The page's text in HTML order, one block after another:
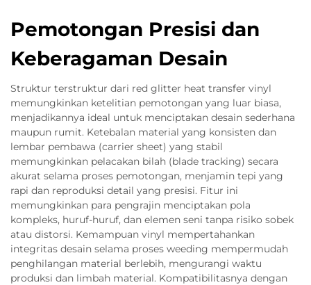
Pemotongan Presisi dan
Keberagaman Desain
Struktur terstruktur dari red glitter heat transfer vinyl
memungkinkan ketelitian pemotongan yang luar biasa,
menjadikannya ideal untuk menciptakan desain sederhana
maupun rumit. Ketebalan material yang konsisten dan
lembar pembawa (carrier sheet) yang stabil
memungkinkan pelacakan bilah (blade tracking) secara
akurat selama proses pemotongan, menjamin tepi yang
rapi dan reproduksi detail yang presisi. Fitur ini
memungkinkan para pengrajin menciptakan pola
kompleks, huruf-huruf, dan elemen seni tanpa risiko sobek
atau distorsi. Kemampuan vinyl mempertahankan
integritas desain selama proses weeding mempermudah
penghilangan material berlebih, mengurangi waktu
produksi dan limbah material. Kompatibilitasnya dengan